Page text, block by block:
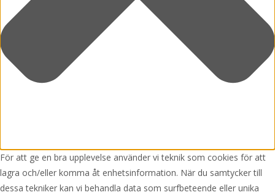
För att ge en bra upplevelse använder vi teknik som cookies för att
lagra och/eller komma åt enhetsinformation. När du samtycker till
dessa tekniker kan vi behandla data som surfbeteende eller unika